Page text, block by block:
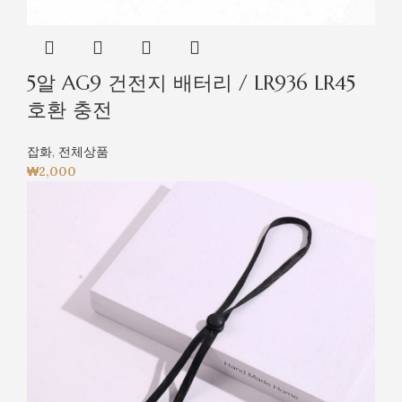
5알 AG9 건전지 배터리 / LR936 LR45
호환 충전
잡화, 전체상품
₩2,000